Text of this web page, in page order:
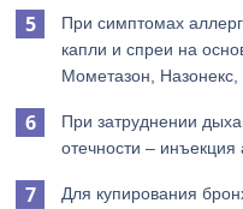
При симптомах
капли и спреи на
Мометазон, Назонекс,
При затруднении
отечности – инъекция
Для купирования